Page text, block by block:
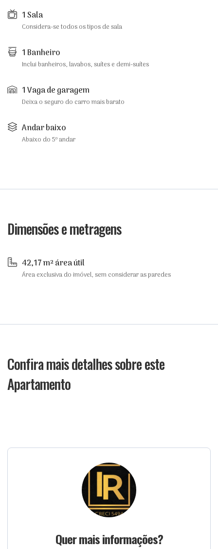
1 Sala
Considera-se todos os tipos de sala
1 Banheiro
Inclui banheiros, lavabos, suítes e demi-suítes
1 Vaga de garagem
Deixa o seguro do carro mais barato
Andar baixo
Abaixo do 5º andar
Dimensões e metragens
42,17 m² área útil
Área exclusiva do imóvel, sem considerar as paredes
Confira mais detalhes sobre este
Apartamento
Quer mais informações?